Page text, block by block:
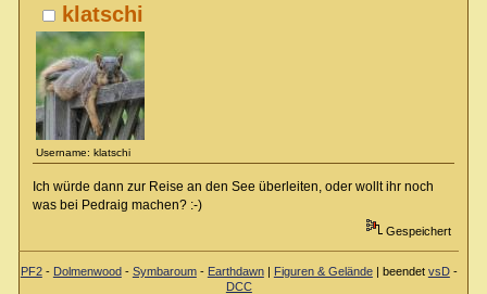
klatschi
Username: klatschi
Ich würde dann zur Reise an den See überleiten, oder wollt ihr noch
was bei Pedraig machen? :-)
Gespeichert
PF2- Dolmenwood- Symbaroum- Earthdawn| Figuren & Gelände| beendet vsD-
DCC